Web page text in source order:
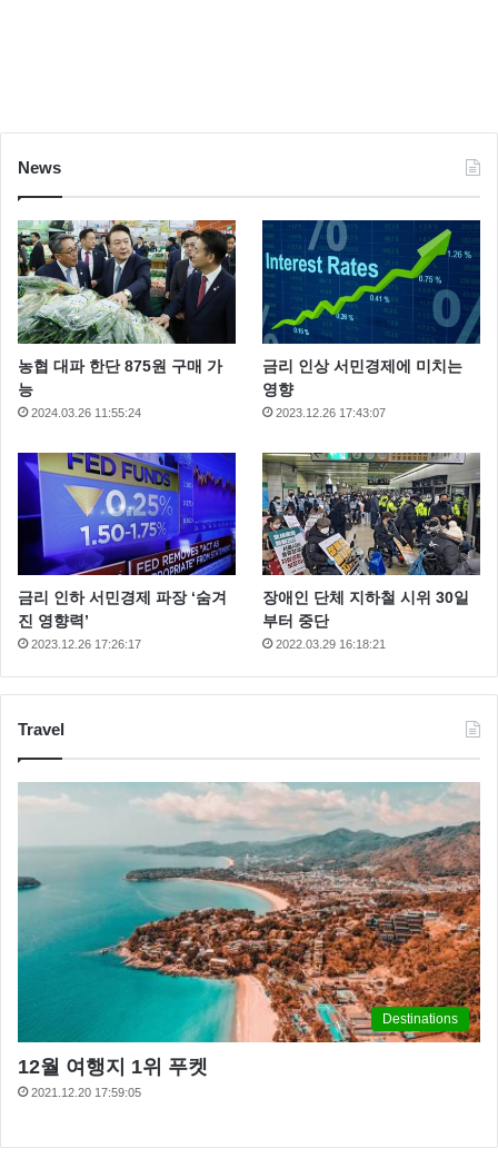
News
농협 대파 한단 875원 구매 가
능
2024.03.26 11:55:24
금리 인상 서민경제에 미치는
영향
2023.12.26 17:43:07
금리 인하 서민경제 파장 ‘숨겨
진 영향력’
2023.12.26 17:26:17
장애인 단체 지하철 시위 30일
부터 중단
2022.03.29 16:18:21
Travel
Destinations
12월 여행지 1위 푸켓
2021.12.20 17:59:05